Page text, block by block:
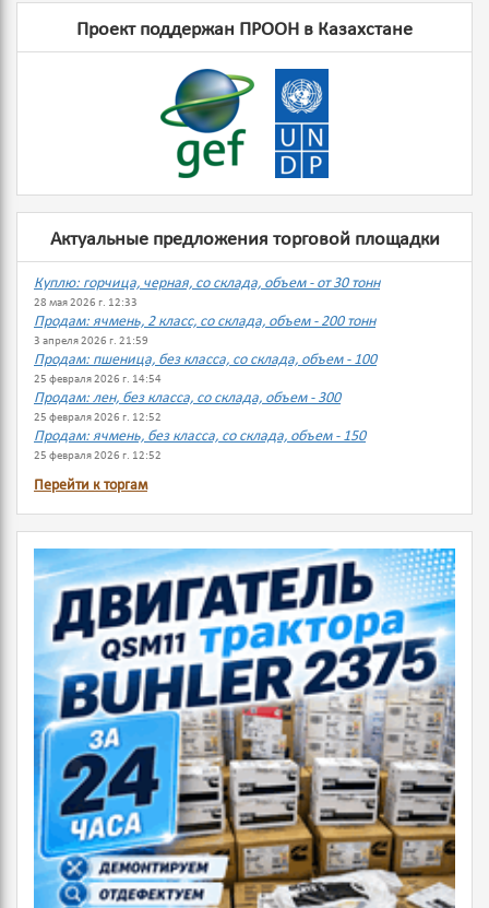
Проект поддержан ПРООН в Казахстане
Актуальные предложения торговой площадки
Куплю: горчица, черная, со склада, объем - от 30 тонн
28 мая 2026 г. 12:33
Продам: ячмень, 2 класс, со склада, объем - 200 тонн
3 апреля 2026 г. 21:59
Продам: пшеница, без класса, со склада, объем - 100
25 февраля 2026 г. 14:54
Продам: лен, без класса, со склада, объем - 300
25 февраля 2026 г. 12:52
Продам: ячмень, без класса, со склада, объем - 150
25 февраля 2026 г. 12:52
Перейти к торгам